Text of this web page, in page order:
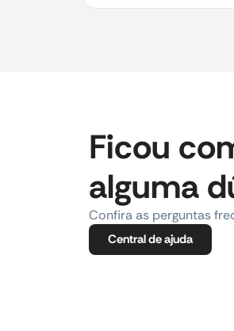
Ficou
alguma
Confira as perguntas
Central de ajuda